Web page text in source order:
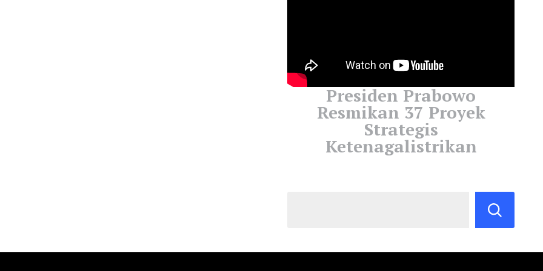
Presiden Prabowo
Resmikan 37 Proyek
Strategis
Ketenagalistrikan